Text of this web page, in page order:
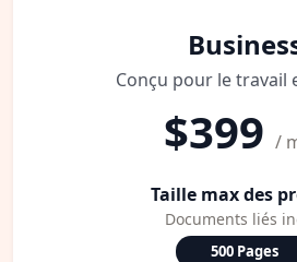
Conçu pour le travail
$399 /
Taille max des
Documents liés
500 Pages